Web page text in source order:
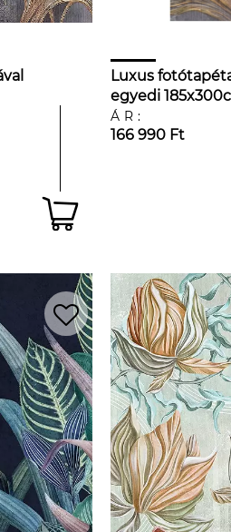
Luxus
egyedi
ÁR:
166 990 Ft